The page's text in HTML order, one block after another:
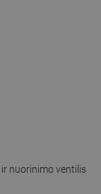
nuorinimo ventilis